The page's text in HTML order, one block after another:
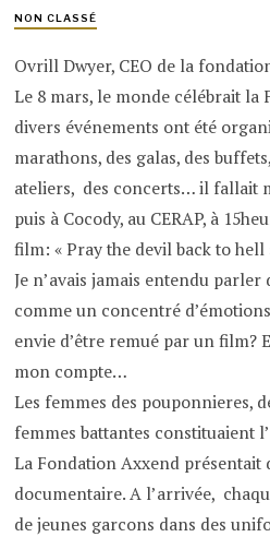
NON CLASSÉ
Ovrill Dwyer, CEO de la
Le 8 mars, le monde célébrait la
divers événements ont été
marathons, des galas, des
ateliers, des concerts… il fallait
puis à Cocody, au CERAP, à
film: « Pray the devil back to hell
Je n’avais jamais entendu
comme un concentré
envie d’être remué par un film?
mon compte…
Les femmes des pouponnieres,
femmes battantes constituaient
La Fondation Axxend présentait
documentaire. A l’arrivée,
de jeunes garcons dans des